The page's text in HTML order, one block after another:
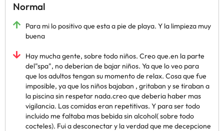
Normal
Para mi lo positivo que esta a pie de playa. Y la limpieza muy
buena
Hay mucha gente, sobre todo niños. Creo que.en la parte
del"spa", no deberian de bajar niños. Ya que lo veo para
que los adultos tengan su momento de relax. Cosa que fue
imposible, ya que los niños bajaban , gritaban y se tiraban a
la piscina sin respetar nada.creo que deberia haber mas
vigilancia. Las comidas eran repetitivas. Y para ser todo
incluido me faltaba mas bebida sin alcohol( sobre todo
cocteles). Fui a desconectar y la verdad que me decepcione